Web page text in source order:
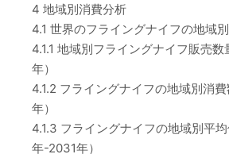
4 地域別消費分析
4.1 世界のフライングナイフの地域
4.1.1 地域別フライングナイフ販売
年）
4.1.2 フライングナイフの地域別消
年）
4.1.3 フライングナイフの地域別平
年-2031年）